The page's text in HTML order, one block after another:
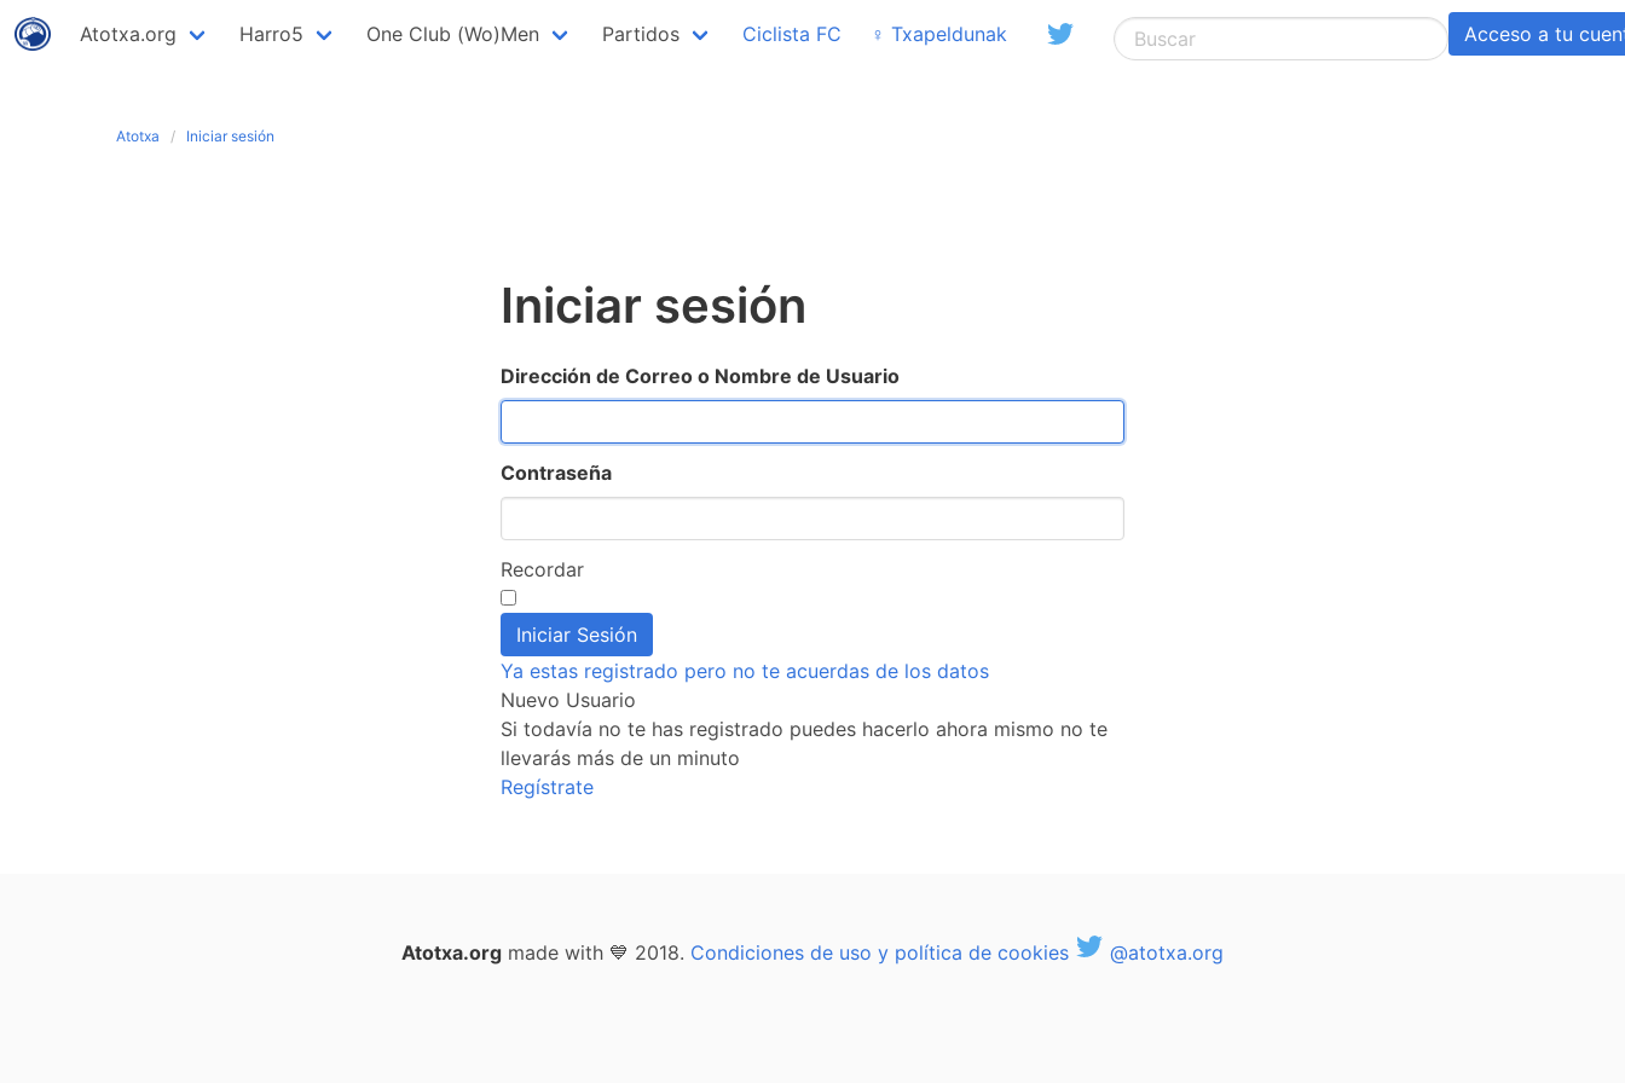
Atotxa.org Harro5 One Club (Wo)Men Partidos Ciclista FC ♀ Txapeldunak Acceso a tu
Atotxa Iniciar sesión
Iniciar sesión
Dirección de Correo o Nombre de Usuario
Contraseña
Recordar
Ya estas registrado pero no te acuerdas de los datos
Nuevo Usuario
Si todavía no te has registrado puedes hacerlo ahora mismo no te
llevarás más de un minuto
Regístrate
Atotxa.org made with 💙 2018. Condiciones de uso y política de cookies @atotxa.org